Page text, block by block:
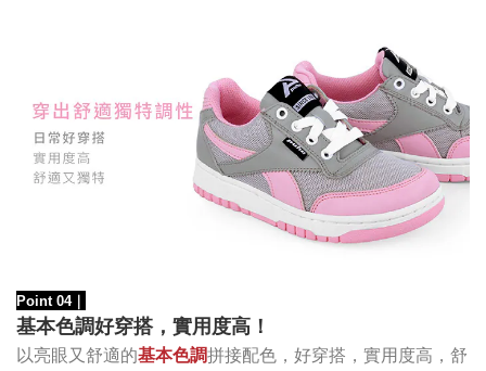
Point 04｜
基本色調好穿搭，實用度高！
以亮眼又舒適的基本色調拼接配色 ，好穿搭，實用度高，舒